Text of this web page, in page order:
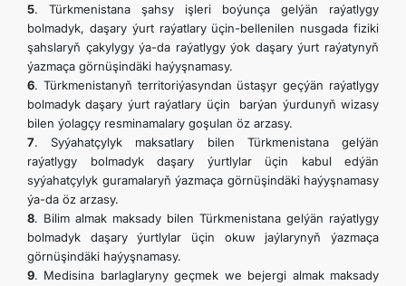
5. Türkmenistana şahsy işleri boýunça gelýän raýatlygy
bolmadyk, daşary ýurt raýatlary üçin-bellenilen nusgada fiziki
şahslaryň çakylygy ýa-da raýatlygy ýok daşary ýurt raýatynyň
ýazmaça görnüşindäki haýyşnamasy.
6. Türkmenistanyň territoriýasyndan üstaşyr geçýän raýatlygy
bolmadyk daşary ýurt raýatlary üçin barýan ýurdunyň wizasy
bilen ýolagçy resminamalary goşulan öz arzasy.
7. Syýahatçylyk maksatlary bilen Türkmenistana gelýän
raýatlygy bolmadyk daşary ýurtlylar üçin kabul edýän
syýahatçylyk guramalaryň ýazmaça görnüşindäki haýyşnamasy
ýa-da öz arzasy.
8. Bilim almak maksady bilen Türkmenistana gelýän raýatlygy
bolmadyk daşary ýurtlylar üçin okuw jaýlarynyň ýazmaça
görnüşindäki haýyşnamasy.
9. Medisina barlaglaryny geçmek we bejergi almak maksady